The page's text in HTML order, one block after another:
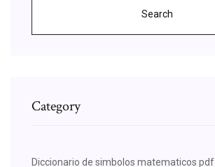
Search
Category
Diccionario de simbolos matematicos pdf